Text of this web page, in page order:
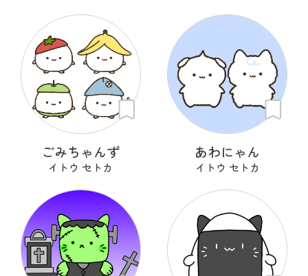
ごみちゃんず
イトウ セトカ
あわにゃん
イトウ セトカ